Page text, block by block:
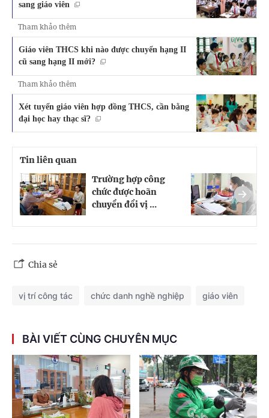
sang giáo viên
Tham khảo thêm
Giáo viên THCS khi nào được chuyển hạng II
cũ sang hạng II mới?
Tham khảo thêm
Xét tuyển giáo viên hợp đồng THCS, cần bằng
đại học hay thạc sĩ?
Tin liên quan
Trường hợp công
chức được hoãn
chuyển đổi vị ...
Chia sẻ
vị trí công tác chức danh nghề nghiệp giáo viên
BÀI VIẾT CÙNG CHUYÊN MỤC